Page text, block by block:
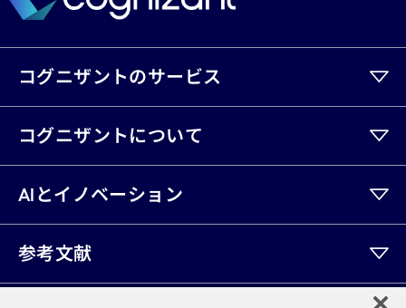
コグニザントのサービス
コグニザントについて
AIとイノベーション
参考文献